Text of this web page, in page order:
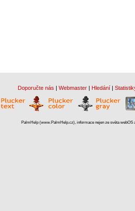
Doporučte nás | Webmaster | Hledání |
PalmHelp (www.PalmHelp.cz), informace nejen ze světa